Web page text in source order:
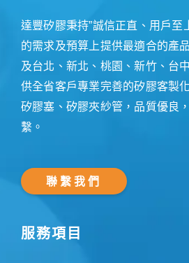
達豐矽膠秉持”誠信正直、用戶至
的需求及預算上提供最適合的產
及台北、新北、桃園、新竹、台
供全省客戶專業完善的矽膠客製
矽膠塞、矽膠夾紗管，品質優良
繫。
聯繫我們
服務項目